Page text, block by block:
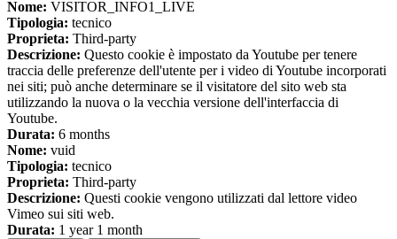
Nome: VISITOR_INFO1_LIVE
Tipologia: tecnico
Proprieta: Third-party
Descrizione: Questo cookie è impostato da Youtube per tenere
traccia delle preferenze dell'utente per i video di Youtube incorporati
nei siti; può anche determinare se il visitatore del sito web sta
utilizzando la nuova o la vecchia versione dell'interfaccia di
Youtube.
Durata: 6 months
Nome: vuid
Tipologia: tecnico
Proprieta: Third-party
Descrizione: Questi cookie vengono utilizzati dal lettore video
Vimeo sui siti web.
Durata: 1 year 1 month